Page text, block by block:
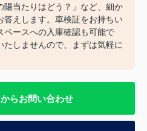
陽当たりはどう？」など、細か
答えします。車検証をお持ちい
ペースへの入庫確認も可能で
たしませんので、まずは気軽に
らお問い合わせ